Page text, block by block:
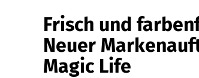
Frisch und
Neuer
Magic Life